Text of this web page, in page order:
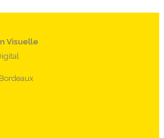
Visuelle